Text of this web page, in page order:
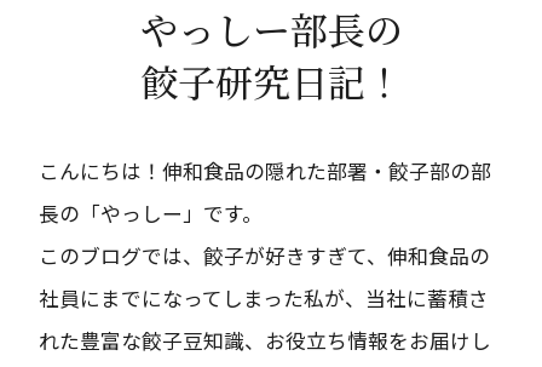
やっしー部長の
餃子研究日記！
こんにちは！伸和食品の隠れた部署・餃子部の部
長の「やっしー」です。
このブログでは、餃子が好きすぎて、伸和食品の
社員にまでになってしまった私が、当社に蓄積さ
れた豊富な餃子豆知識、お役立ち情報をお届けし